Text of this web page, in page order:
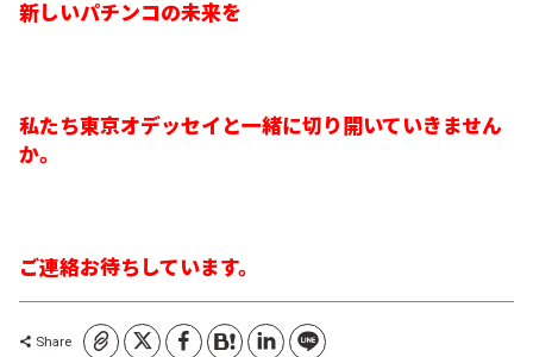
新しいパチンコの未来を
私たち東京オデッセイと一緒に切り開いていきません
か。
ご連絡お待ちしています。
Shareコピーしました